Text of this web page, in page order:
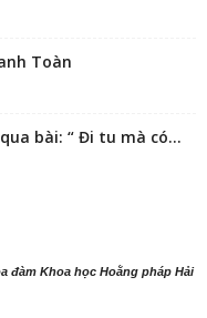
Toàn
bài: “ Đi tu mà có...
đàm Khoa học Hoằng pháp Hải